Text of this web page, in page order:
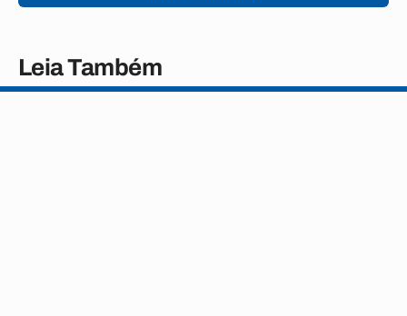
Leia Também